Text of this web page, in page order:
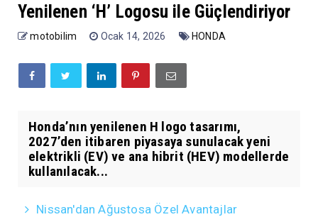
Yenilenen ‘H’ Logosu ile Güçlendiriyor
motobilim Ocak 14, 2026 HONDA
Honda’nın yenilenen H logo tasarımı,
2027’den itibaren piyasaya sunulacak yeni
elektrikli (EV) ve ana hibrit (HEV) modellerde
kullanılacak...
Nissan'dan Ağustosa Özel Avantajlar